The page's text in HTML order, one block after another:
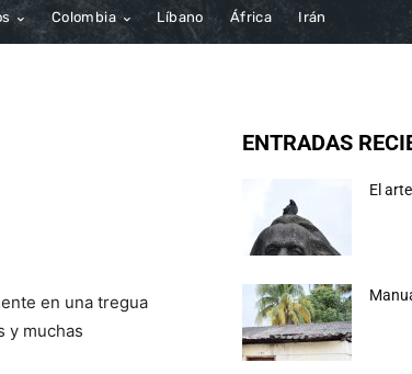
Colombia Líbano África Irán
en una tregua
y muchas
ENTRADAS
El